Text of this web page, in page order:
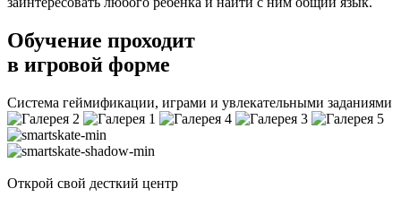
Обучение проходит
в игровой форме
Система геймификации, играми и увлекательными заданиями
Открой свой десткий центр